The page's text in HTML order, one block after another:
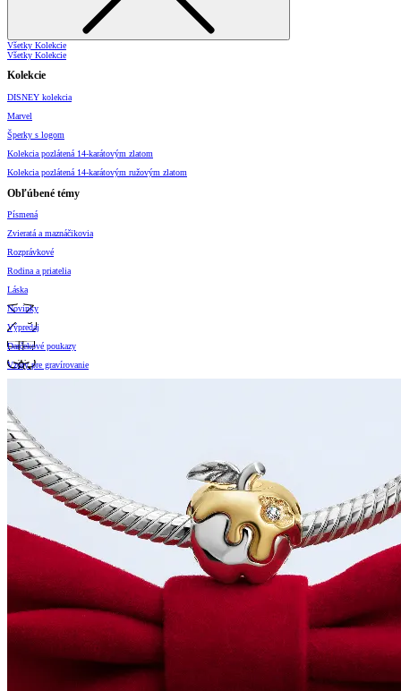
Všetky Kolekcie
Všetky Kolekcie
Kolekcie
DISNEY kolekcia
Marvel
Šperky s logom
Kolekcia pozlátená 14-karátovým zlatom
Kolekcia pozlátená 14-karátovým ružovým zlatom
Obľúbené témy
Písmená
Zvieratá a maznáčikovia
Rozprávkové
Rodina a priatelia
Láska
Novinky
Výpredaj
Darčekové poukazy
Vzory pre gravírovanie